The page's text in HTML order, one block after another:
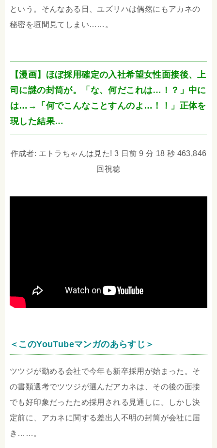
という。そんなある日、ユズリハは偶然にもアカネの
秘密を垣間見てしまい……。
【漫画】ほぼ採用確定の入社希望女性面接後、上
司に謎の封筒が。「な、何だこれは…！？」中に
は…→「何でこんなことすんのよ…！！」正体を
現した結果…
作成者: エトラちゃんは見た! 3 日前 9 分 18 秒 463,846
回視聴
＜このYouTubeマンガのあらすじ＞
ツツジが勤める会社で今年も新卒採用が始まった。そ
の書類選考でツツジが選んだアカネは、その後の面接
でも好印象だったため採用される見通しに。しかし決
定前に、アカネに関する差出人不明の封筒が会社に届
き……。